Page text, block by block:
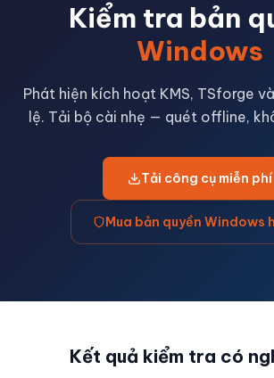
Kiểm tra bản
Windows
Phát hiện kích hoạt KMS, TSforge
lệ. Tải bộ cài nhẹ — quét offline,
Tải công cụ miễn phí
Mua bản quyền Windows
Kết quả kiểm tra có